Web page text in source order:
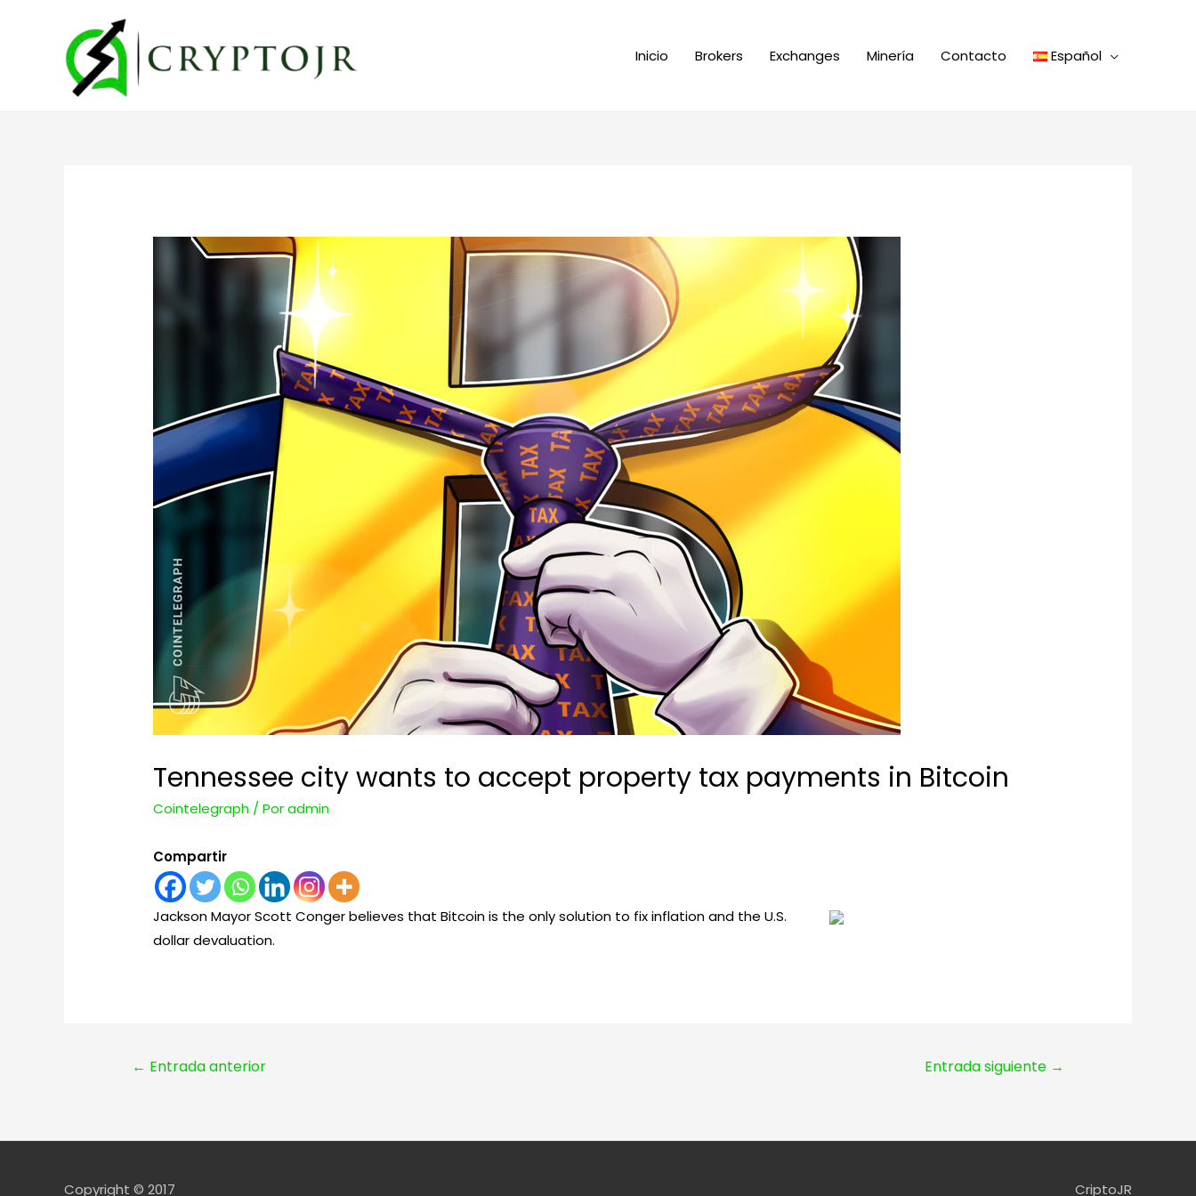
Inicio Brokers Exchanges Minería Contacto Español
Tennessee city wants to accept property tax payments in Bitcoin
Cointelegraph / Poradmin
Compartir
Jackson Mayor Scott Conger believes that Bitcoin is the only solution to fix inflation and the U.S.
dollar devaluation.
Navegación
entradas
← Entrada anterior Entrada siguiente →
Copyright © 2017 CriptoJR